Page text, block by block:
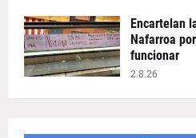
Encartelan
Nafarroa
funcionar
2.8.26